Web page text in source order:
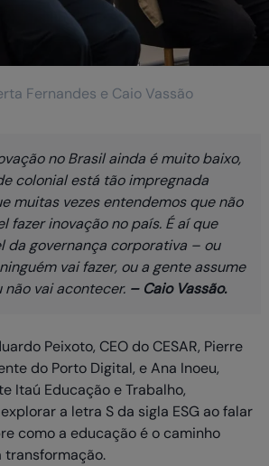
Fernandes e Caio Vassão
no Brasil ainda é muito baixo,
colonial está tão impregnada
muitas vezes entendemos que não
fazer inovação no país. É aí que
da governança corporativa – ou
vai fazer, ou a gente assume
não vai acontecer. – Caio Vassão.
Peixoto, CEO do CESAR, Pierre
do Porto Digital, e Ana Inoeu,
Itaú Educação e Trabalho,
a letra S da sigla ESG ao falar
como a educação é o caminho
transformação.